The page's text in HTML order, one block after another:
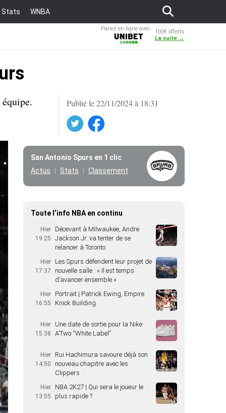
Stats WNBA
Pariez en ligne avec
100€ offerts
La suite →
Publié le 22/11/2024 à 18:31
Facebook
San Antonio Spurs en 1 clic
Actus
Stats Classement
Toute l’info NBA en continu
Hier
19:25
Décevant à Milwaukee, Andre
Jackson Jr. va tenter de se
relancer à Toronto
Hier
17:37
Les Spurs défendent leur projet de
nouvelle salle : « Il est temps
d’avancer ensemble »
Hier
16:55
Portrait | Patrick Ewing, Empire
Knick Building
Hier
15:38
Une date de sortie pour la Nike
A’Two “White Label”
Hier
14:50
Rui Hachimura savoure déjà son
nouveau chapitre avec les
Clippers
Hier
13:55
NBA 2K27 | Qui sera le joueur le
plus rapide ?